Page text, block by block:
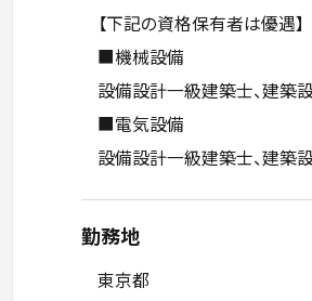
【下記の資格保有者は優遇】
■機械設備
設備設計一級建築士、建築
■電気設備
設備設計一級建築士、建築
勤務地
東京都